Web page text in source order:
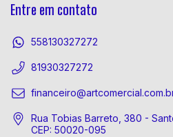
Entre em contato
558130327272
81930327272
Rua Tobias Barreto, 380 -
CEP: 50020-095